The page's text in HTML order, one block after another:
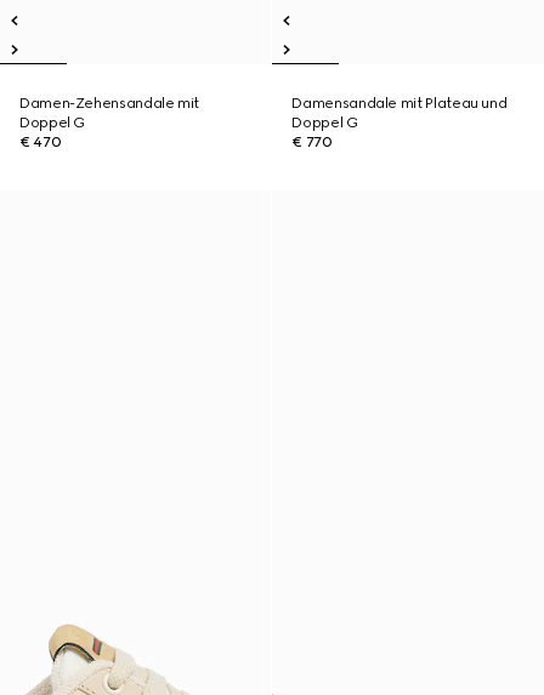
Damen-Zehensandale mit
Doppel G
€ 470
Damensandale mit Plateau und
Doppel G
€ 770